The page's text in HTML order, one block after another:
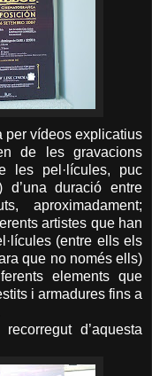
per vídeos explicatius
de les gravacions
les pel·lícules, puc
d’una duració entre
aproximadament;
artistes que han
(entre ells els
que no només ells)
elements que
i armadures fins a
d’aquesta